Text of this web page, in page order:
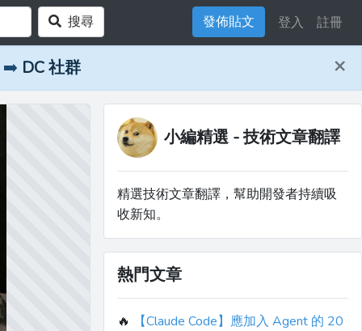
搜尋 發佈貼文 登入 註冊
➡️ DC 社群 ×
小編精選 - 技術文章翻譯
精選技術文章翻譯，幫助開發者持續吸
收新知。
熱門文章
🔥
【Claude Code】應加入 Agent 的 20